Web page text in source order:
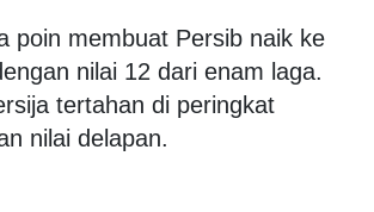
poin membuat Persib naik ke
nilai 12 dari enam laga.
tertahan di peringkat
nilai delapan.